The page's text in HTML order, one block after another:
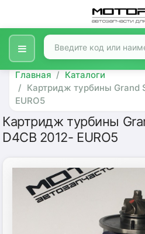
Главная
Каталоги
Картридж турбины Grand
EURO5
Картридж турбины
D4CB 2012- EURO5